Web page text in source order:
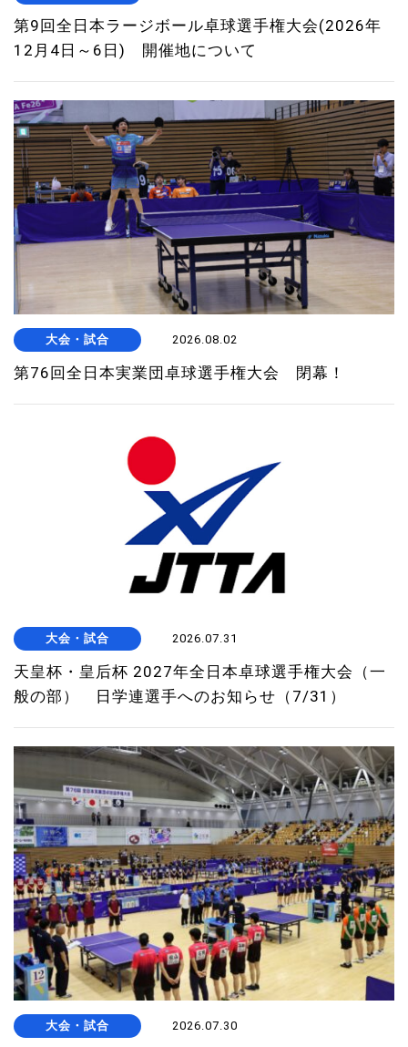
第9回全日本ラージボール卓球選手権大会(2026年
12月4日～6日) 開催地について
大会・試合 2026.08.02
第76回全日本実業団卓球選手権大会 閉幕！
大会・試合 2026.07.31
天皇杯・皇后杯 2027年全日本卓球選手権大会（一
般の部） 日学連選手へのお知らせ（7/31）
大会・試合 2026.07.30